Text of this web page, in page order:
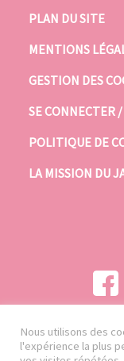
PLAN DU SITE
MENTIONS
GESTION DES
SE CONNECTER
POLITIQUE DE
LA MISSION DU
Nous utilisons des
l'expérience la plus